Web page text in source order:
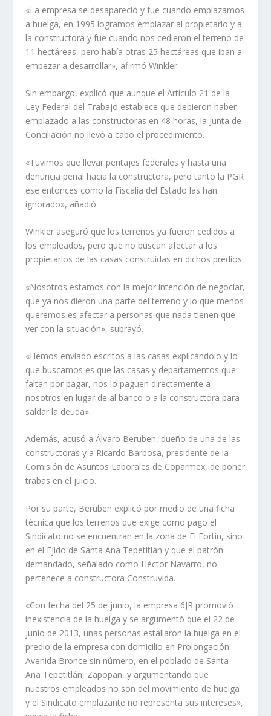
«La empresa se desapareció y fue cuando emplazamos
a huelga, en 1995 logramos emplazar al propietario y a
la constructora y fue cuando nos cedieron el terreno de
11 hectáreas, pero había otras 25 hectáreas que iban a
empezar a desarrollar», afirmó Winkler.
Sin embargo, explicó que aunque el Artículo 21 de la
Ley Federal del Trabajo establece que debieron haber
emplazado a las constructoras en 48 horas, la Junta de
Conciliación no llevó a cabo el procedimiento.
«Tuvimos que llevar peritajes federales y hasta una
denuncia penal hacia la constructora, pero tanto la PGR
ese entonces como la Fiscalía del Estado las han
ignorado», añadió.
Winkler aseguró que los terrenos ya fueron cedidos a
los empleados, pero que no buscan afectar a los
propietarios de las casas construidas en dichos predios.
«Nosotros estamos con la mejor intención de negociar,
que ya nos dieron una parte del terreno y lo que menos
queremos es afectar a personas que nada tienen que
ver con la situación», subrayó.
«Hemos enviado escritos a las casas explicándolo y lo
que buscamos es que las casas y departamentos que
faltan por pagar, nos lo paguen directamente a
nosotros en lugar de al banco o a la constructora para
saldar la deuda».
Además, acusó a Álvaro Beruben, dueño de una de las
constructoras y a Ricardo Barbosa, presidente de la
Comisión de Asuntos Laborales de Coparmex, de poner
trabas en el juicio.
Por su parte, Beruben explicó por medio de una ficha
técnica que los terrenos que exige como pago el
Sindicato no se encuentran en la zona de El Fortín, sino
en el Ejido de Santa Ana Tepetitlán y que el patrón
demandado, señalado como Héctor Navarro, no
pertenece a constructora Construvida.
«Con fecha del 25 de junio, la empresa 6JR promovió
inexistencia de la huelga y se argumentó que el 22 de
junio de 2013, unas personas estallaron la huelga en el
predio de la empresa con domicilio en Prolongación
Avenida Bronce sin número, en el poblado de Santa
Ana Tepetitlán, Zapopan, y argumentando que
nuestros empleados no son del movimiento de huelga
y el Sindicato emplazante no representa sus intereses»,